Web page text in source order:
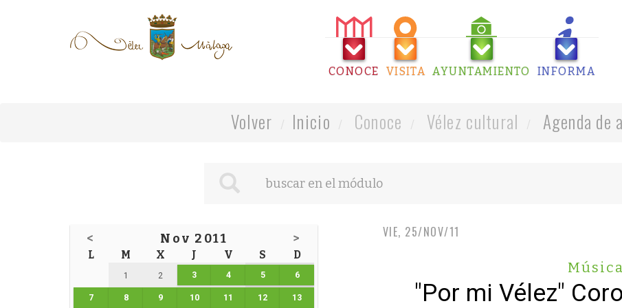
CONOCE VISITA AYUNTAMIENTO INFORMA
Volver Inicio Conoce Vélez cultural Agenda de
< Nov 2011 >
L M X J V S D
1 2 3 4 5 6
7 8 9 10 11 12 13
VIE, 25/NOV/11
Música
"Por mi Vélez"